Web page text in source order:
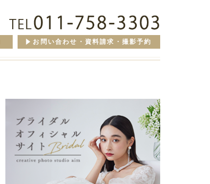
お問い合わせ・資料請求・撮影予約